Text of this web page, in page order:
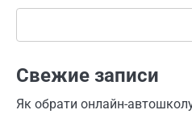
Свежие записи
Як обрати онлайн-